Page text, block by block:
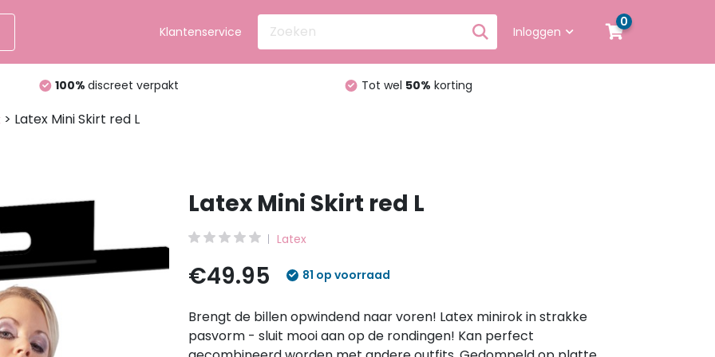
Klantenservice Inloggen
0
100%discreet verpakt Tot wel 50% korting
> Latex Mini Skirt red L
Latex Mini Skirt red L
Latex
€49.95 81 op voorraad
Brengt de billen opwindend naar voren! Latex minirok in strakke
pasvorm - sluit mooi aan op de rondingen! Kan perfect